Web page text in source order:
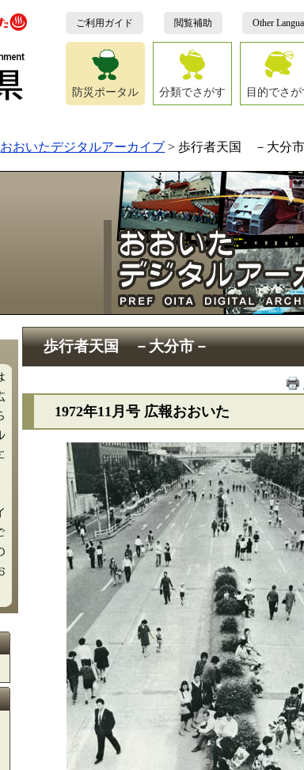
ご利用ガイド 閲覧補助 Other
防災ポータル 分類でさがす 目的でさが
おおいたデジタルアーカイブ >歩行者天国 －大分市
本
歩行者天国 －大分市－
1972年11月号 広報おおいた